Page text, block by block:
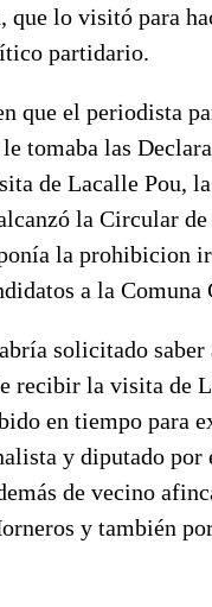
que lo visitó para
partidario.
que el periodista
tomaba las
de Lacalle Pou,
la Circular de
la prohibicion
a la Comuna
solicitado saber
recibir la visita de
en tiempo para
y diputado por
de vecino
y también